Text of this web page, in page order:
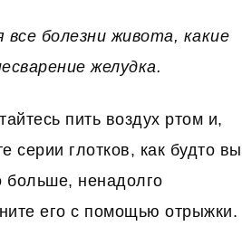
болезни живота, какие
желудка.
пить воздух ртом и,
серии глотков, как будто вы
больше, ненадолго
его с помощью отрыжки.